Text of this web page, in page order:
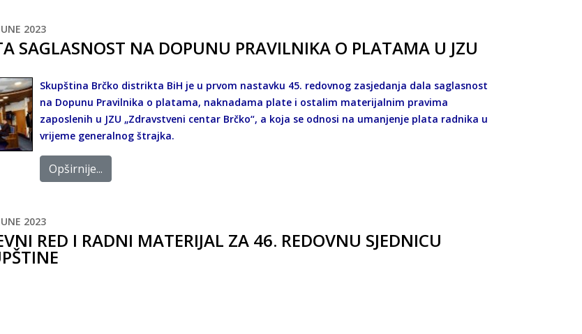
2023
SAGLASNOST NA DOPUNU PRAVILNIKA O PLATAMA U JZU
Skupština Brčko distrikta BiH je u prvom nastavku 45. redovnog zasjedanja dala saglasnost
na Dopunu Pravilnika o platama, naknadama plate i ostalim materijalnim pravima
zaposlenih u JZU „Zdravstveni centar Brčko“, a koja se odnosi na umanjenje plata radnika u
vrijeme generalnog štrajka.
Opširnije...
2023
RED I RADNI MATERIJAL ZA 46. REDOVNU SJEDNICU